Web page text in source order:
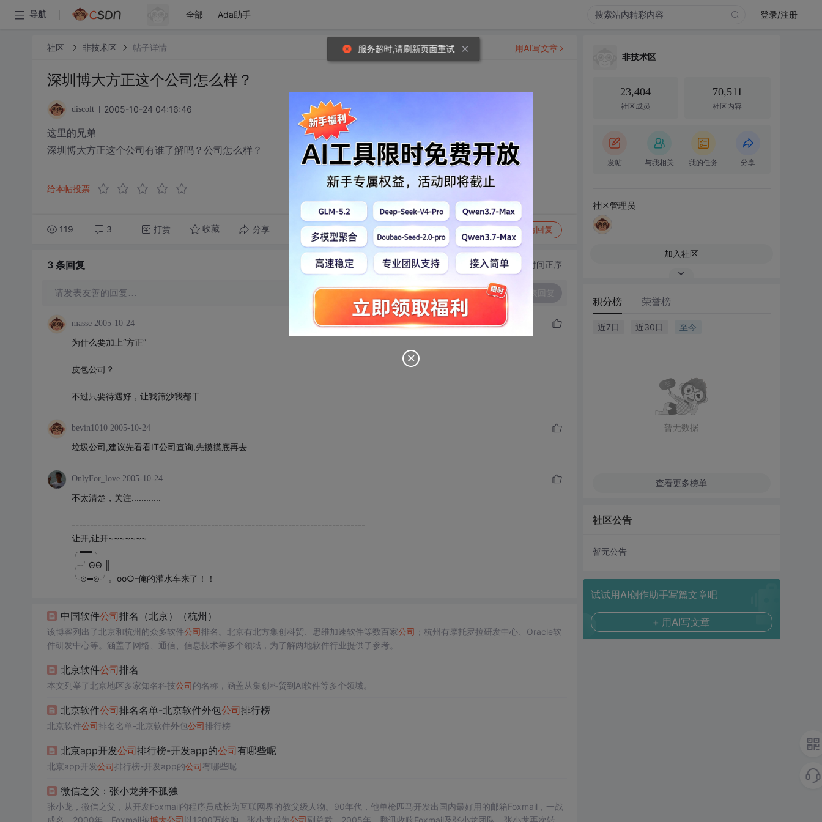
导航 全部 Ada助手 登录/注册
社区 非技术区 帖子详情
深圳博大方正这个公司怎么样？
discolt 2005-10-24 04:16:46
这里的兄弟
深圳博大方正这个公司有谁了解吗？公司怎么样？
给本帖投票
119 3 打赏 收藏 分享 转发到动态 举报 写回复
用AI写文章
3 条回复 切换为时间正序
请发表友善的回复…
masse 2005-10-24
为什么要加上“方正”
皮包公司？
不过只要待遇好，让我筛沙我都干
bevin1010 2005-10-24
垃圾公司,建议先看看IT公司查询,先摸摸底再去
OnlyFor_love 2005-10-24
不太清楚，关注............
--------------------------------------------------------------------------------
让开,让开~~~~~~~
╭══╮
╭╯ΘΘ ║
╰⊙═⊙╯。oо○-俺的灌水车来了！！
中国软件公司排名（北京）（杭州）
该博客列出了北京和杭州的众多软件公司排名。北京有北方集创科贸、思维加速软件等数百家公司 ；杭州有摩托罗拉研发中心、Oracle软
件研发中心等。涵盖了网络、通信、信息技术等多个领域，为了解两地软件行业提供了参考。
北京软件公司排名
本文列举了北京地区多家知名科技公司的名称，涵盖从集创科贸到AI软件等多个领域。
北京软件公司排名名单-北京软件外包公司排行榜
北京软件公司排名名单-北京软件外包公司排行榜
北京app开发公司排行榜-开发app的公司有哪些呢
北京app开发公司排行榜-开发app的公司有哪些呢
微信之父：张小龙并不孤独
张小龙，微信之父，从开发Foxmail的程序员成长为互联网界的教父级人物。90年代，他单枪匹马开发出国内最好用的邮箱Foxmail，一战
成名。2000年，Foxmail被博大公司以1200万收购，张小龙成为公司副总裁。2005年，腾讯收购Foxmail及张小龙团队，张小龙再次转
非技术区
23,404
社区成员
70,511
社区内容
发帖 与我相关 我的任务 分享
社区管理员
加入社区
积分榜 荣誉榜
近7日 近30日 至今
暂无数据
查看更多榜单
社区公告
暂无公告
试试用AI创作助手写篇文章吧
+ 用AI写文章
服务超时,请刷新页面重试